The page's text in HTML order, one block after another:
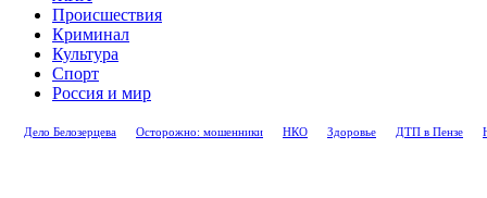
Происшествия
Криминал
Культура
Спорт
Россия и мир
Дело Белозерцева Осторожно: мошенники НКО Здоровье ДТП в Пензе